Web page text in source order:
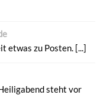
etwas zu Posten. [...]
steht vor